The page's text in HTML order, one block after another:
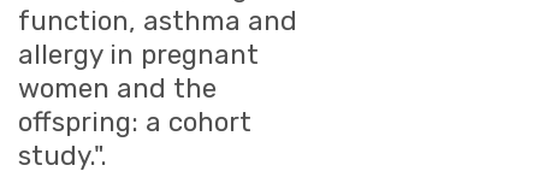
function, asthma and
allergy in pregnant
women and the
offspring: a cohort
study.".